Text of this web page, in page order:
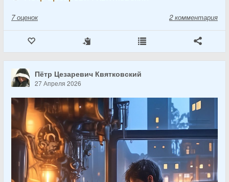
7 оценок 2 комментария
Пётр Цезаревич Квятковский
27 Апреля 2026